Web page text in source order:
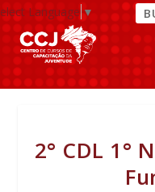
Language▼
2° CDL 1°